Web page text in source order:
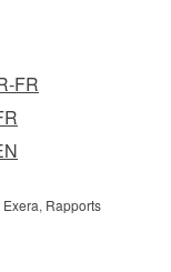
FR
, Rapports